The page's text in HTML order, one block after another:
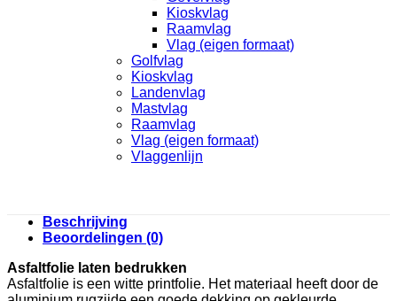
Kioskvlag
Raamvlag
Vlag (eigen formaat)
Golfvlag
Kioskvlag
Landenvlag
Mastvlag
Raamvlag
Vlag (eigen formaat)
Vlaggenlijn
Beschrijving
Beoordelingen (0)
Asfaltfolie laten bedrukken
Asfaltfolie is een witte printfolie. Het materiaal heeft door de